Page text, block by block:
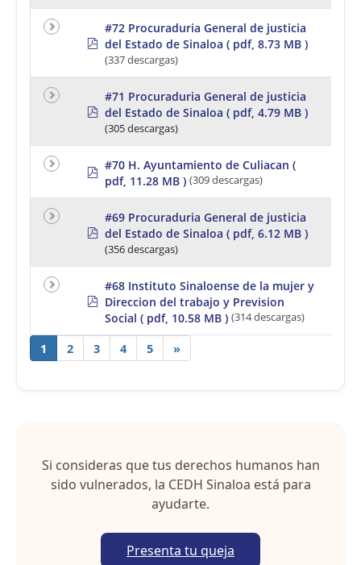
p
#72 Procuraduria General de justicia
del Estado de Sinaloa ( pdf, 8.73 MB )
(337 descargas)
p
#71 Procuraduria General de justicia
del Estado de Sinaloa ( pdf, 4.79 MB )
(305 descargas)
p
f
#70 H. Ayuntamiento de Culiacan (
pdf, 11.28 MB ) (309 descargas)
p
#69 Procuraduria General de justicia
del Estado de Sinaloa ( pdf, 6.12 MB )
(356 descargas)
p
#68 Instituto Sinaloense de la mujer y
Direccion del trabajo y Prevision
Social ( pdf, 10.58 MB ) (314 descargas)
1 2 3 4 5 »
Si consideras que tus derechos humanos han
sido vulnerados, la CEDH Sinaloa está para
ayudarte.
Presenta tu queja